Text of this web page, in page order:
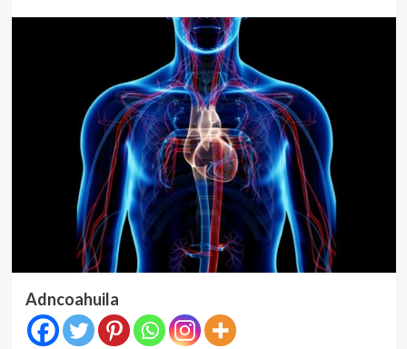
Adncoahuila